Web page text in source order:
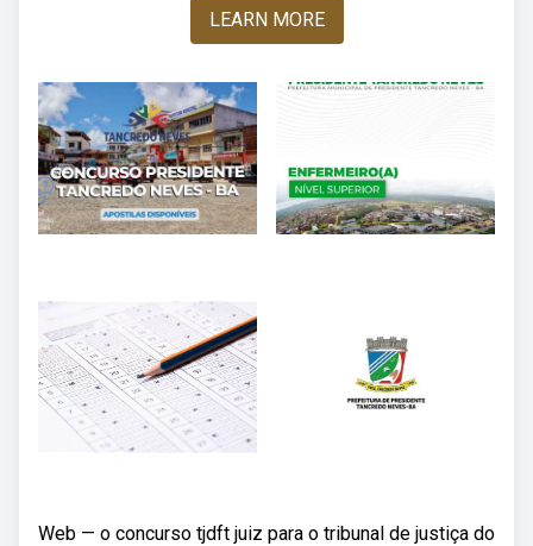
LEARN MORE
Web — o concurso tjdft juiz para o tribunal de justiça do